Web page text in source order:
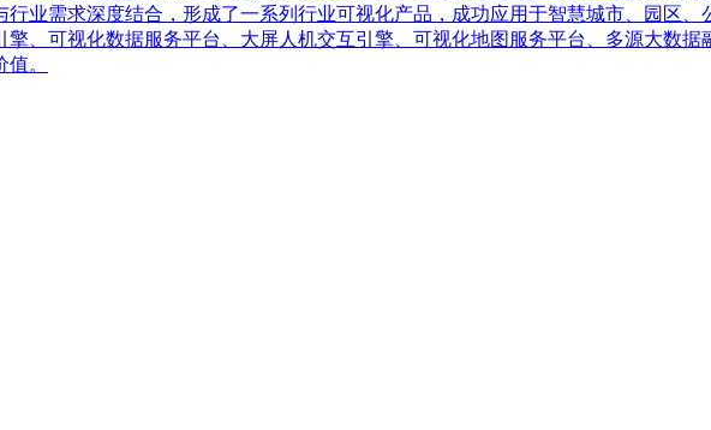
业需求深度结合，形成了一系列行业可视化产品，成功应用于智慧城市、园区
、可视化数据服务平台、大屏人机交互引擎、可视化地图服务平台、多源大数
。